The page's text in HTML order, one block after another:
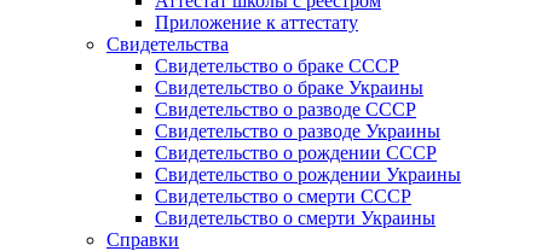
Приложение к аттестату
Свидетельства
Свидетельство о браке СССР
Свидетельство о браке Украины
Свидетельство о разводе СССР
Свидетельство о разводе Украины
Свидетельство о рождении СССР
Свидетельство о рождении Украины
Свидетельство о смерти СССР
Свидетельство о смерти Украины
Справки